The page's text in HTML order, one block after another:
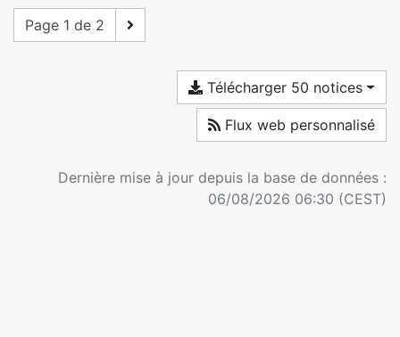
Page 1 de 2
Télécharger 50 notices
Flux web personnalisé
Dernière mise à jour depuis la base de données :
06/08/2026 06:30 (CEST)